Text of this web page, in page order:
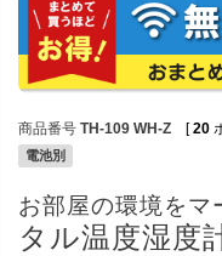
商品番号 TH-109 WH-Z [ 20
電池別
お部屋の環境をマ
タル温度湿度